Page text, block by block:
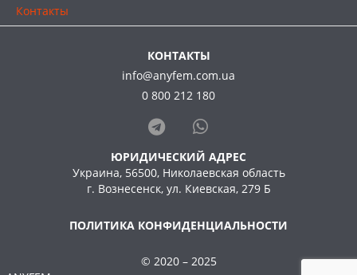
Контакты
КОНТАКТЫ
info@anyfem.com.ua
0 800 212 180
ЮРИДИЧЕСКИЙ АДРЕС
Украина, 56500, Николаевская область
г. Вознесенск, ул. Киевская, 279 Б
ПОЛИТИКА КОНФИДЕНЦИАЛЬНОСТИ
© 2020 – 2025